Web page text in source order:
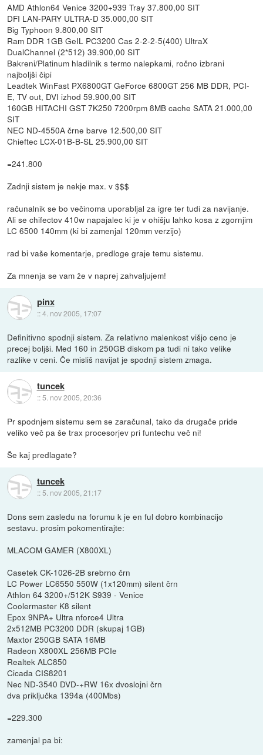
AMD Athlon64 Venice 3200+939 Tray 37.800,00 SIT
DFI LAN-PARY ULTRA-D 35.000,00 SIT
Big Typhoon 9.800,00 SIT
Ram DDR 1GB GeIL PC3200 Cas 2-2-2-5(400) UltraX
DualChannel (2*512) 39.900,00 SIT
Bakreni/Platinum hladilnik s termo nalepkami, ročno izbrani
najboljši čipi
Leadtek WinFast PX6800GT GeForce 6800GT 256 MB DDR, PCI-
E, TV out, DVI izhod 59.900,00 SIT
160GB HITACHI GST 7K250 7200rpm 8MB cache SATA 21.000,00
SIT
NEC ND-4550A črne barve 12.500,00 SIT
Chieftec LCX-01B-B-SL 25.900,00 SIT
=241.800
Zadnji sistem je nekje max. v $$$
računalnik se bo večinoma uporabljal za igre ter tudi za navijanje.
Ali se chifectov 410w napajalec ki je v ohišju lahko kosa z zgornjim
LC 6500 140mm (ki bi zamenjal 120mm verzijo)
rad bi vaše komentarje, predloge graje temu sistemu.
Za mnenja se vam že v naprej zahvaljujem!
pinx
::4. nov 2005, 17:07
Definitivno spodnji sistem. Za relativno malenkost višjo ceno je
precej boljši. Med 160 in 250GB diskom pa tudi ni tako velike
razlike v ceni. Če misliš navijat je spodnji sistem zmaga.
tuncek
::5. nov 2005, 20:36
Pr spodnjem sistemu sem se zaračunal, tako da drugače pride
veliko več pa še trax procesorjev pri funtechu več ni!
Še kaj predlagate?
tuncek
:: 5. nov 2005, 21:17
Dons sem zasledu na forumu k je en ful dobro kombinacijo
sestavu. prosim pokomentirajte:
MLACOM GAMER (X800XL)
Casetek CK-1026-2B srebrno črn
LC Power LC6550 550W (1x120mm) silent črn
Athlon 64 3200+/512K S939 - Venice
Coolermaster K8 silent
Epox 9NPA+ Ultra nforce4 Ultra
2x512MB PC3200 DDR (skupaj 1GB)
Maxtor 250GB SATA 16MB
Radeon X800XL 256MB PCIe
Realtek ALC850
Cicada CIS8201
Nec ND-3540 DVD-+RW 16x dvoslojni črn
dva priključka 1394a (400Mbs)
=229.300
zamenjal pa bi: